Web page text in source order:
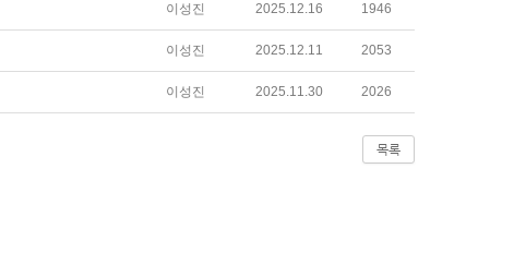
이성진 2025.12.16 1946
이성진 2025.12.11 2053
이성진 2025.11.30 2026
목록